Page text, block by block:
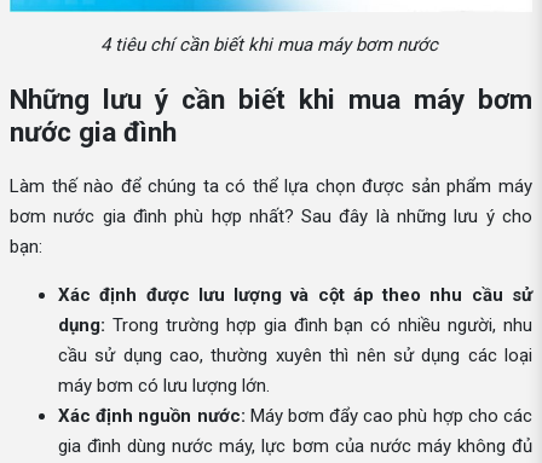
4 tiêu chí cần biết khi mua máy bơm nước
Những lưu ý cần biết khi mua máy bơm
nước gia đình
Làm thế nào để chúng ta có thể lựa chọn được sản phẩm máy
bơm nước gia đình phù hợp nhất? Sau đây là những lưu ý cho
bạn:
Xác định được lưu lượng và cột áp theo nhu cầu sử
dụng: Trong trường hợp gia đình bạn có nhiều người, nhu
cầu sử dụng cao, thường xuyên thì nên sử dụng các loại
máy bơm có lưu lượng lớn.
Xác định nguồn nước: Máy bơm đẩy cao phù hợp cho các
gia đình dùng nước máy, lực bơm của nước máy không đủ